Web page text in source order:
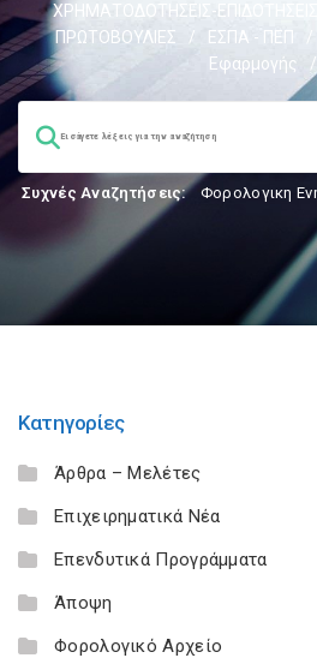
ΧΡΗΜΑΤΟΔΟΤΗΣΕΙΣ-ΕΠΙΔΟΤΗΣΕΙΣ
ΠΡΩΤΟΒΟΥΛΙΕΣ
/ ΕΣΠΑ - ΠΕΠ /
Εφαρμογής
/
Συχνές Αναζητήσεις: Φορολογικη
Κατηγορίες
Άρθρα – Μελέτες
Επιχειρηματικά Νέα
Επενδυτικά Προγράμματα
Άποψη
Φορολογικό Αρχείο